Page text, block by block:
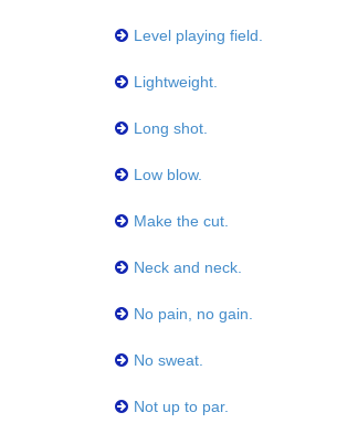
Level playing field.
Lightweight.
Long shot.
Low blow.
Make the cut.
Neck and neck.
No pain, no gain.
No sweat.
Not up to par.